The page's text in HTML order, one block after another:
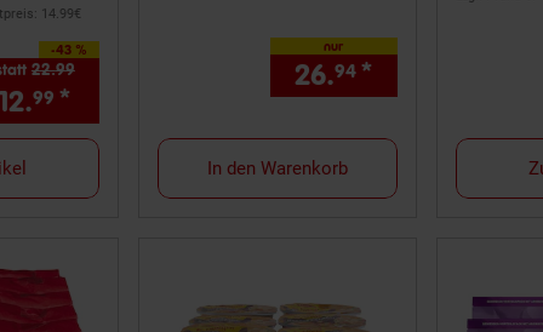
14. 99€
-43 %
Sparen 43 Prozent,
22.99Alter Preis: 22,
12.99 * Aktueller Preis: 12,99€ Sternchen
nur
26.94 * €
In den Warenkorb